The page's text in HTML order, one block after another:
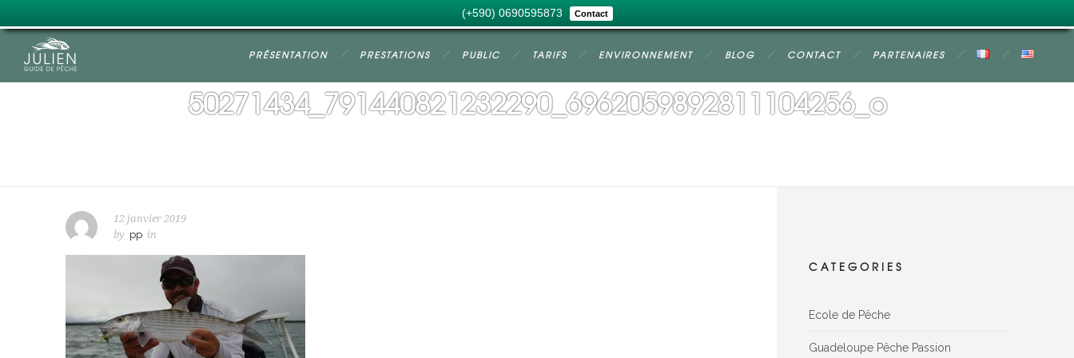
(+590) 0690595873 Contact
PRÉSENTATION PRESTATIONS PUBLIC TARIFS ENVIRONNEMENT BLOG CONTACT PARTENAIRES
50271434_791440821232290_6962059892811104256_o
12 janvier 2019
by pp in
CATEGORIES
Ecole de Pêche
Guadeloupe Pêche Passion